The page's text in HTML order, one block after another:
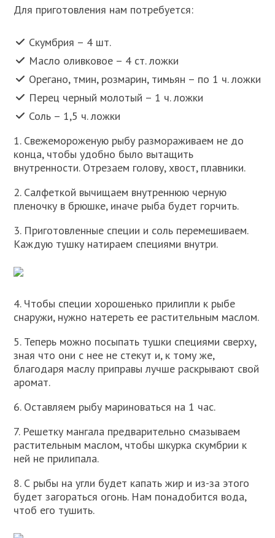
Для приготовления нам потребуется:
Скумбрия – 4 шт.
Масло оливковое – 4 ст. ложки
Орегано, тмин, розмарин, тимьян – по 1 ч. ложки
Перец черный молотый – 1 ч. ложки
Соль – 1,5 ч. ложки
1. Свежемороженую рыбу размораживаем не до
конца, чтобы удобно было вытащить
внутренности. Отрезаем голову, хвост, плавники.
2. Салфеткой вычищаем внутреннюю черную
пленочку в брюшке, иначе рыба будет горчить.
3. Приготовленные специи и соль перемешиваем.
Каждую тушку натираем специями внутри.
4. Чтобы специи хорошенько прилипли к рыбе
снаружи, нужно натереть ее растительным маслом.
5. Теперь можно посыпать тушки специями сверху,
зная что они с нее не стекут и, к тому же,
благодаря маслу приправы лучше раскрывают свой
аромат.
6. Оставляем рыбу мариноваться на 1 час.
7. Решетку мангала предварительно смазываем
растительным маслом, чтобы шкурка скумбрии к
ней не прилипала.
8. С рыбы на угли будет капать жир и из-за этого
будет загораться огонь. Нам понадобится вода,
чтоб его тушить.